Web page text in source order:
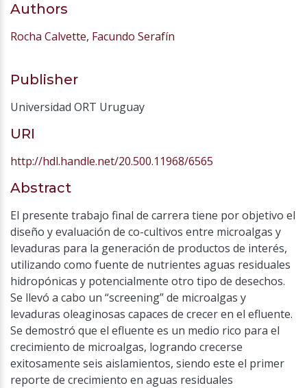
Authors
Rocha Calvette, Facundo Serafín
Publisher
Universidad ORT Uruguay
URI
http://hdl.handle.net/20.500.11968/6565
Abstract
El presente trabajo final de carrera tiene por objetivo el
diseño y evaluación de co-cultivos entre microalgas y
levaduras para la generación de productos de interés,
utilizando como fuente de nutrientes aguas residuales
hidropónicas y potencialmente otro tipo de desechos.
Se llevó a cabo un “screening” de microalgas y
levaduras oleaginosas capaces de crecer en el efluente.
Se demostró que el efluente es un medio rico para el
crecimiento de microalgas, logrando crecerse
exitosamente seis aislamientos, siendo este el primer
reporte de crecimiento en aguas residuales